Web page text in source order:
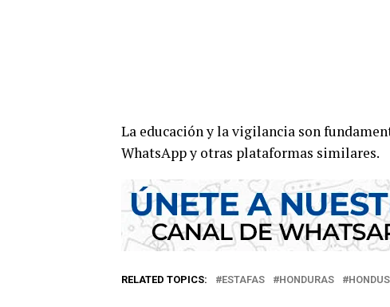
La educación y la vigilancia son
WhatsApp y otras plataformas similares.
RELATED TOPICS: ESTAFAS HONDURAS